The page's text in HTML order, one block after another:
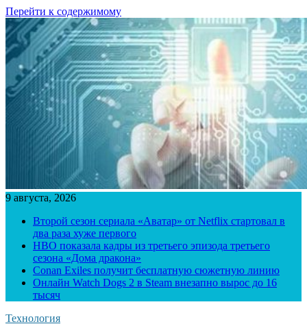
Перейти к содержимому
9 августа, 2026
Второй сезон сериала «Аватар» от Netflix стартовал в
два раза хуже первого
HBO показала кадры из третьего эпизода третьего
сезона «Дома дракона»
Conan Exiles получит бесплатную сюжетную линию
Онлайн Watch Dogs 2 в Steam внезапно вырос до 16
тысяч
Технология